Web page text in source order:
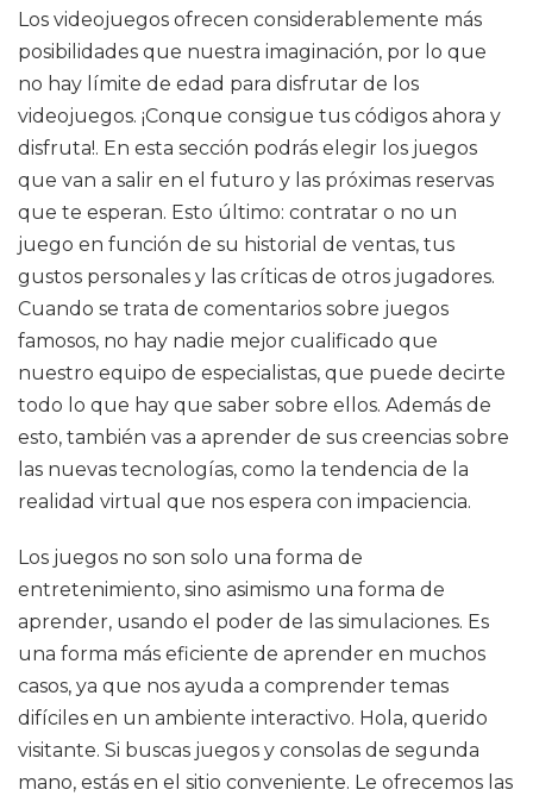
Los videojuegos ofrecen considerablemente más
posibilidades que nuestra imaginación, por lo que
no hay límite de edad para disfrutar de los
videojuegos. ¡Conque consigue tus códigos ahora y
disfruta!. En esta sección podrás elegir los juegos
que van a salir en el futuro y las próximas reservas
que te esperan. Esto último: contratar o no un
juego en función de su historial de ventas, tus
gustos personales y las críticas de otros jugadores.
Cuando se trata de comentarios sobre juegos
famosos, no hay nadie mejor cualificado que
nuestro equipo de especialistas, que puede decirte
todo lo que hay que saber sobre ellos. Además de
esto, también vas a aprender de sus creencias sobre
las nuevas tecnologías, como la tendencia de la
realidad virtual que nos espera con impaciencia.
Los juegos no son solo una forma de
entretenimiento, sino asimismo una forma de
aprender, usando el poder de las simulaciones. Es
una forma más eficiente de aprender en muchos
casos, ya que nos ayuda a comprender temas
difíciles en un ambiente interactivo. Hola, querido
visitante. Si buscas juegos y consolas de segunda
mano, estás en el sitio conveniente. Le ofrecemos las